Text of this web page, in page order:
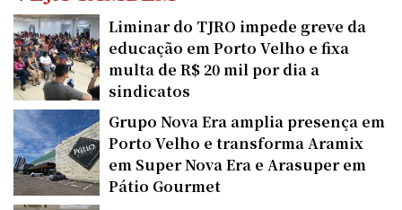
Liminar do TJRO impede greve da
educação em Porto Velho e fixa
multa de R$ 20 mil por dia a
sindicatos
Grupo Nova Era amplia presença em
Porto Velho e transforma Aramix
em Super Nova Era e Arasuper em
Pátio Gourmet